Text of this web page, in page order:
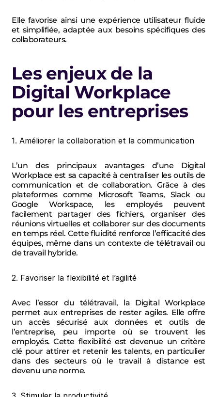
Elle favorise ainsi une expérience utilisateur fluide
et simplifiée, adaptée aux besoins spécifiques des
collaborateurs.
Les enjeux de la
Digital Workplace
pour les entreprises
1. Améliorer la collaboration et la communication
L’un des principaux avantages d’une Digital
Workplace est sa capacité à centraliser les outils de
communication et de collaboration. Grâce à des
plateformes comme Microsoft Teams, Slack ou
Google Workspace, les employés peuvent
facilement partager des fichiers, organiser des
réunions virtuelles et collaborer sur des documents
en temps réel. Cette fluidité renforce l’efficacité des
équipes, même dans un contexte de télétravail ou
de travail hybride.
2. Favoriser la flexibilité et l’agilité
Avec l’essor du télétravail, la Digital Workplace
permet aux entreprises de rester agiles. Elle offre
un accès sécurisé aux données et outils de
l’entreprise, peu importe où se trouvent les
employés. Cette flexibilité est devenue un critère
clé pour attirer et retenir les talents, en particulier
dans des secteurs où le travail à distance est
devenu une norme.